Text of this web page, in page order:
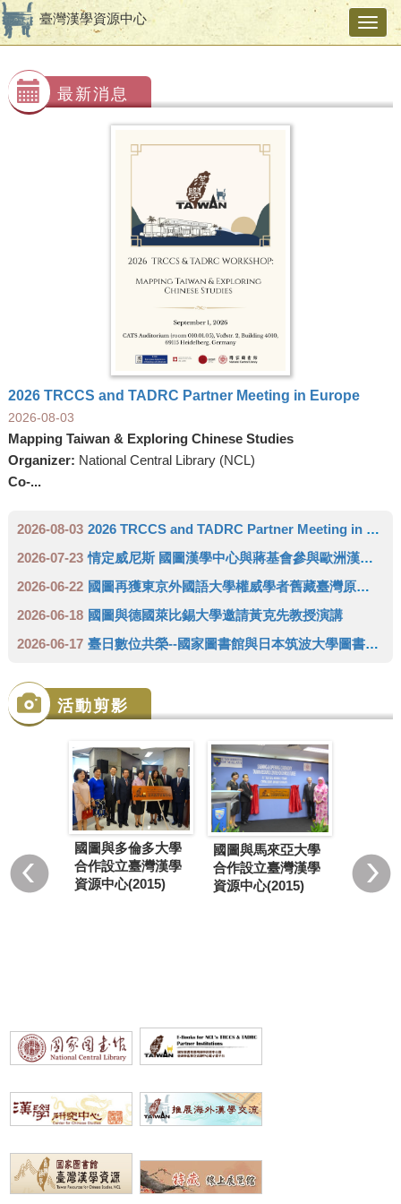
臺灣漢學資源中心
最新消息
2026 TRCCS and TADRC Partner Meeting in Europe
2026-08-03
Mapping Taiwan & Exploring Chinese Studies
Organizer: National Central Library (NCL)
Co-...
2026-08-03 2026 TRCCS and TADRC Partner Meeting in Europe
2026-07-23 情定威尼斯 國圖漢學中心與蔣基會參與歐洲漢學學會雙年會 推廣臺灣人文領域研究成果
2026-06-22 國圖再獲東京外國語大學權威學者舊藏臺灣原住民史料 達成徵集三代傳承日本學者完整拼圖
2026-06-18 國圖與德國萊比錫大學邀請黃克先教授演講
2026-06-17 臺日數位共榮--國家圖書館與日本筑波大學圖書館攜手成立「臺灣學術數位資源中心」(TADRC)
活動剪影
臺灣
國圖與多倫多大學
合作設立臺灣漢學
資源中心(2015)
國圖與馬來亞大學
合作設立臺灣漢學
資源中心(2015)
學合作
學資源
署...